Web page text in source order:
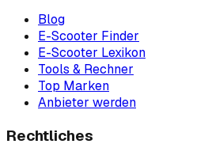
Blog
E-Scooter Finder
E-Scooter Lexikon
Tools & Rechner
Top Marken
Anbieter werden
Rechtliches